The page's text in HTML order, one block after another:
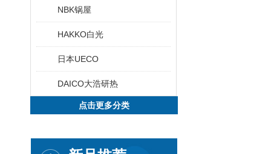
NBK锅屋
HAKKO白光
日本UECO
DAICO大浩研热
点击更多分类